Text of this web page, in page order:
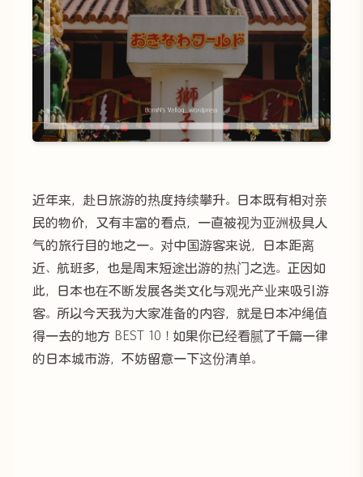
近年来，赴日旅游的热度持续攀升。日本既有相对亲
民的物价，又有丰富的看点，一直被视为亚洲极具人
气的旅行目的地之一。对中国游客来说，日本距离
近、航班多，也是周末短途出游的热门之选。正因如
此，日本也在不断发展各类文化与观光产业来吸引游
客。所以今天我为大家准备的内容，就是日本冲绳值
得一去的地方 BEST 10！如果你已经看腻了千篇一律
的日本城市游，不妨留意一下这份清单。